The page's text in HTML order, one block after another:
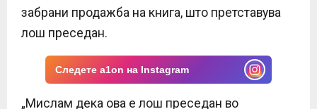
N
забрани продажба на книга, што претставува
лош преседан.
Следете a1on на Instagram
„Мислам дека ова е лош преседан во